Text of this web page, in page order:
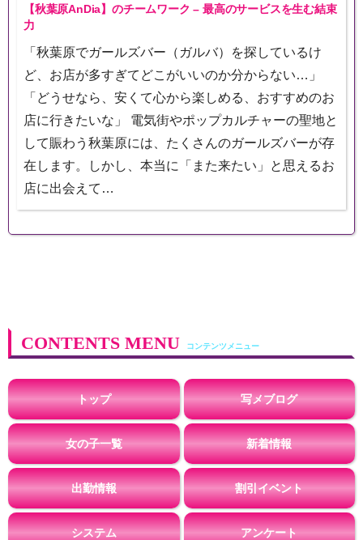
【秋葉原AnDia】のチームワーク – 最高のサービスを生む結束
力
「秋葉原でガールズバー（ガルバ）を探しているけ
ど、お店が多すぎてどこがいいのか分からない…」
「どうせなら、安くて心から楽しめる、おすすめのお
店に行きたいな」 電気街やポップカルチャーの聖地と
して賑わう秋葉原には、たくさんのガールズバーが存
在します。しかし、本当に「また来たい」と思えるお
店に出会えて…
CONTENTS MENU
トップ 写メブログ
女の子一覧 新着情報
出勤情報 割引イベント
システム アンケート